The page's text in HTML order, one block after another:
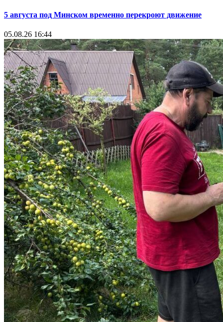
5 августа под Минском временно перекроют движение
05.08.26 16:44